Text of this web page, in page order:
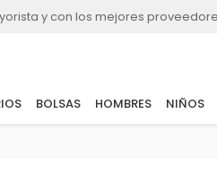
y con los mejores
BOLSAS HOMBRES NIÑOS